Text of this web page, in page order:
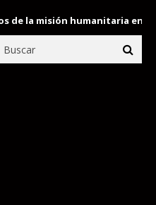
misión humanitaria enviada a